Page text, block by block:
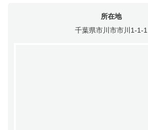
所在地
千葉県市川市市川1-1-1